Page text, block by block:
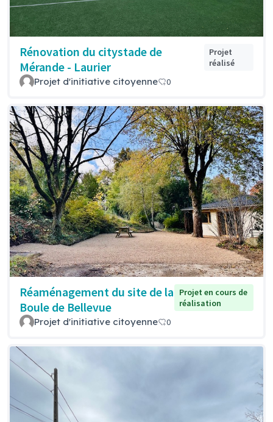
Rénovation du citystade de
Mérande - Laurier
Projet
réalisé
Projet d'initiative citoyenne 0
Réaménagement du site de la
Boule de Bellevue
Projet en cours de
réalisation
Projet d'initiative citoyenne 0